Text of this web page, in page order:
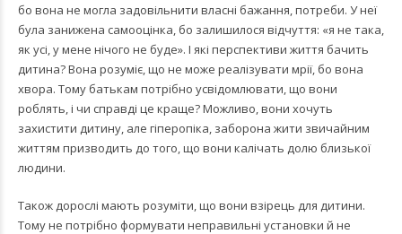
бо вона не могла задовільнити власні бажання, потреби. У неї
була занижена самооцінка, бо залишилося відчуття: «я не така,
як усі, у мене нічого не буде». І які перспективи життя бачить
дитина? Вона розуміє, що не може реалізувати мрії, бо вона
хвора. Тому батькам потрібно усвідомлювати, що вони
роблять, і чи справді це краще? Можливо, вони хочуть
захистити дитину, але гіперопіка, заборона жити звичайним
життям призводить до того, що вони калічать долю близької
людини.
Також дорослі мають розуміти, що вони взірець для дитини.
Тому не потрібно формувати неправильні установки й не